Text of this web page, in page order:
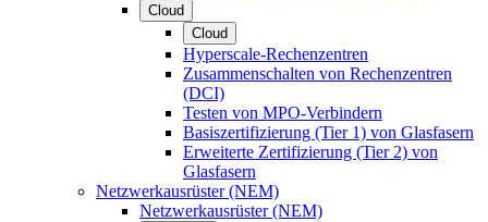
Cloud
Cloud
Hyperscale-Rechenzentren
Zusammenschalten von Rechenzentren
(DCI)
Testen von MPO-Verbindern
Basiszertifizierung (Tier 1) von Glasfasern
Erweiterte Zertifizierung (Tier 2) von
Glasfasern
Netzwerkausrüster (NEM)
Netzwerkausrüster (NEM)